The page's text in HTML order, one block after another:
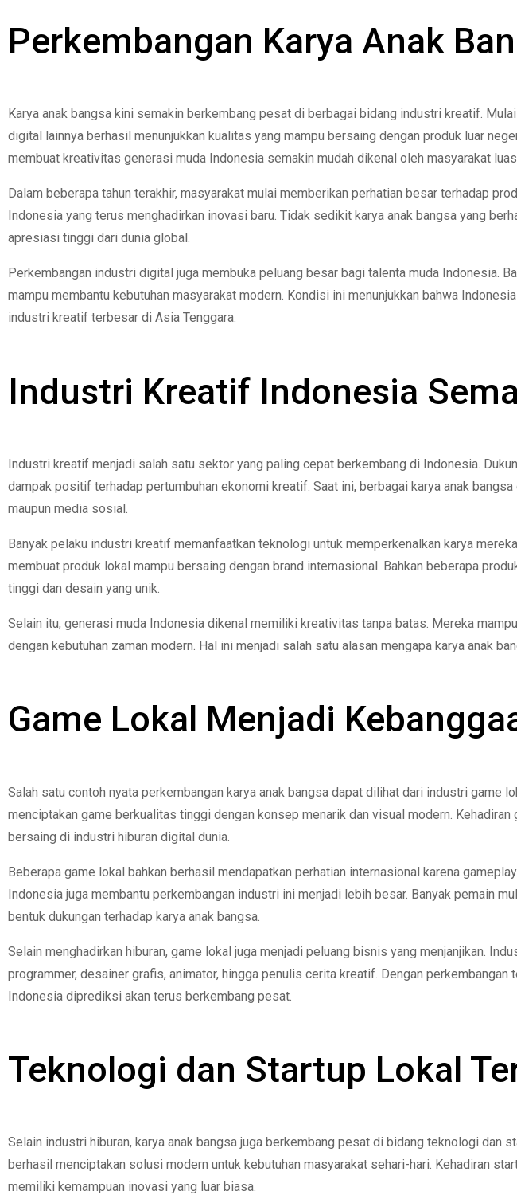
Perkembangan Karya Anak
Karya anak bangsa kini semakin berkembang pesat di berbagai bidang industri kreatif.
digital lainnya berhasil menunjukkan kualitas yang mampu bersaing dengan produk luar
membuat kreativitas generasi muda Indonesia semakin mudah dikenal oleh masyarakat
Dalam beberapa tahun terakhir, masyarakat mulai memberikan perhatian besar terhadap
Indonesia yang terus menghadirkan inovasi baru. Tidak sedikit karya anak bangsa yang
apresiasi tinggi dari dunia global.
Perkembangan industri digital juga membuka peluang besar bagi talenta muda Indonesia.
mampu membantu kebutuhan masyarakat modern. Kondisi ini menunjukkan bahwa
industri kreatif terbesar di Asia Tenggara.
Industri Kreatif Indonesia
Industri kreatif menjadi salah satu sektor yang paling cepat berkembang di Indonesia.
dampak positif terhadap pertumbuhan ekonomi kreatif. Saat ini, berbagai karya anak
maupun media sosial.
Banyak pelaku industri kreatif memanfaatkan teknologi untuk memperkenalkan karya
membuat produk lokal mampu bersaing dengan brand internasional. Bahkan beberapa
tinggi dan desain yang unik.
Selain itu, generasi muda Indonesia dikenal memiliki kreativitas tanpa batas. Mereka
dengan kebutuhan zaman modern. Hal ini menjadi salah satu alasan mengapa karya anak
Game Lokal Menjadi
Salah satu contoh nyata perkembangan karya anak bangsa dapat dilihat dari industri game
menciptakan game berkualitas tinggi dengan konsep menarik dan visual modern.
bersaing di industri hiburan digital dunia.
Beberapa game lokal bahkan berhasil mendapatkan perhatian internasional karena
Indonesia juga membantu perkembangan industri ini menjadi lebih besar. Banyak pemain
bentuk dukungan terhadap karya anak bangsa.
Selain menghadirkan hiburan, game lokal juga menjadi peluang bisnis yang menjanjikan.
programmer, desainer grafis, animator, hingga penulis cerita kreatif. Dengan
Indonesia diprediksi akan terus berkembang pesat.
Teknologi dan Startup Lokal
Selain industri hiburan, karya anak bangsa juga berkembang pesat di bidang teknologi dan
berhasil menciptakan solusi modern untuk kebutuhan masyarakat sehari-hari. Kehadiran
memiliki kemampuan inovasi yang luar biasa.